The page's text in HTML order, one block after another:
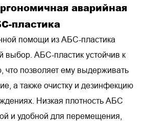
аварийная
пластика
помощи из АБС-пластика
выбор. АБС-пластик устойчив к
что позволяет ему выдерживать
а также очистку и дезинфекцию
Низкая плотность АБС
и удобной для перемещения,